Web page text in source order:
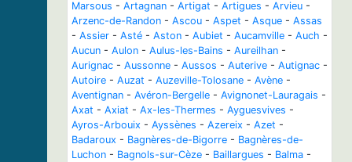
Marsous - Artagnan - Artigat - Artigues - Arvieu -
Arzenc-de-Randon - Ascou - Aspet - Asque - Assas
- Assier - Asté - Aston - Aubiet - Aucamville - Auch -
Aucun - Aulon - Aulus-les-Bains - Aureilhan -
Aurignac - Aussonne - Aussos - Auterive - Autignac -
Autoire - Auzat - Auzeville-Tolosane - Avène -
Aventignan - Avéron-Bergelle - Avignonet-Lauragais -
Axat - Axiat - Ax-les-Thermes - Ayguesvives -
Ayros-Arbouix - Ayssènes - Azereix - Azet -
Badaroux - Bagnères-de-Bigorre - Bagnères-de-
Luchon - Bagnols-sur-Cèze - Baillargues - Balma -